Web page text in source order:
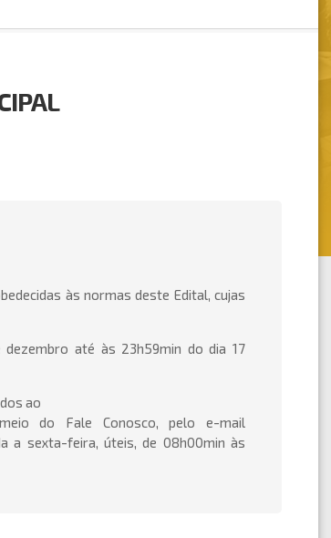
às normas deste Edital, cujas
até às 23h59min do dia 17
ao
do Fale Conosco, pelo e-mail
a sexta-feira, úteis, de 08h00min às